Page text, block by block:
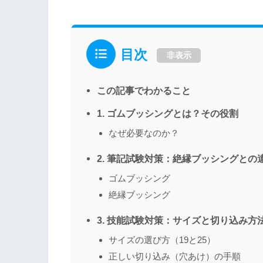
目次 非表示
この記事でわかること
1. ゴムブッシングとは？その役割
なぜ必要なのか？
2. 筆記試験対策：絶縁ブッシングとの
ゴムブッシング
絶縁ブッシング
3. 技能試験対策：サイズと切り込み方
サイズの選び方（19と25）
正しい切り込み（穴あけ）の手順